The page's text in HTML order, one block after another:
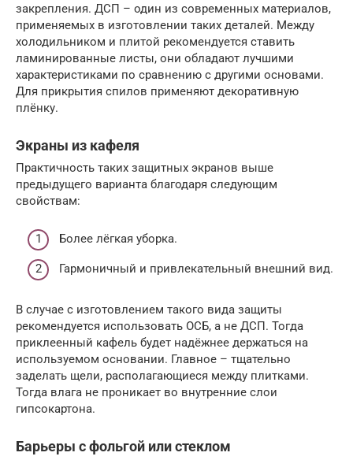
закрепления. ДСП – один из современных материалов,
применяемых в изготовлении таких деталей. Между
холодильником и плитой рекомендуется ставить
ламинированные листы, они обладают лучшими
характеристиками по сравнению с другими основами.
Для прикрытия спилов применяют декоративную
плёнку.
Экраны из кафеля
Практичность таких защитных экранов выше
предыдущего варианта благодаря следующим
свойствам:
Более лёгкая уборка.
Гармоничный и привлекательный внешний вид.
В случае с изготовлением такого вида защиты
рекомендуется использовать ОСБ, а не ДСП. Тогда
приклеенный кафель будет надёжнее держаться на
используемом основании. Главное – тщательно
заделать щели, располагающиеся между плитками.
Тогда влага не проникает во внутренние слои
гипсокартона.
Барьеры с фольгой или стеклом